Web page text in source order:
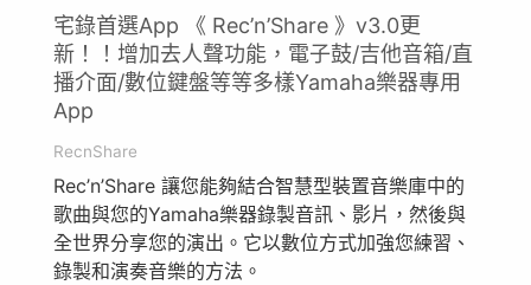
宅錄首選App 《 Rec’n’Share 》v3.0更
新！！增加去人聲功能，電子鼓/吉他音箱/直
播介面/數位鍵盤等等多樣Yamaha樂器專用
App
RecnShare
Rec’n’Share 讓您能夠結合智慧型裝置音樂庫中的
歌曲與您的Yamaha樂器錄製音訊、影片，然後與
全世界分享您的演出。它以數位方式加強您練習、
錄製和演奏音樂的方法。